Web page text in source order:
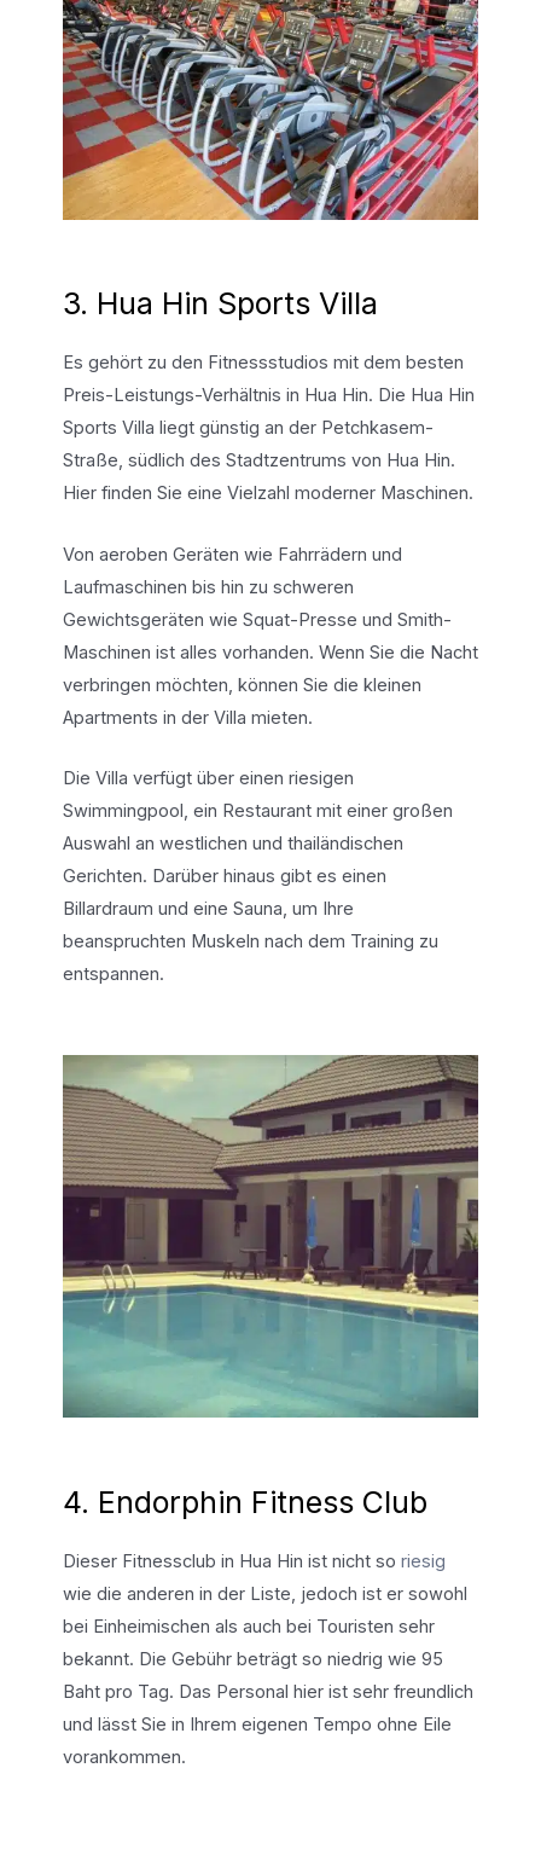
3. Hua Hin Sports Villa
Es gehört zu den Fitnessstudios mit dem besten
Preis-Leistungs-Verhältnis in Hua Hin. Die Hua Hin
Sports Villa liegt günstig an der Petchkasem-
Straße, südlich des Stadtzentrums von Hua Hin.
Hier finden Sie eine Vielzahl moderner Maschinen.
Von aeroben Geräten wie Fahrrädern und
Laufmaschinen bis hin zu schweren
Gewichtsgeräten wie Squat-Presse und Smith-
Maschinen ist alles vorhanden. Wenn Sie die Nacht
verbringen möchten, können Sie die kleinen
Apartments in der Villa mieten.
Die Villa verfügt über einen riesigen
Swimmingpool, ein Restaurant mit einer großen
Auswahl an westlichen und thailändischen
Gerichten. Darüber hinaus gibt es einen
Billardraum und eine Sauna, um Ihre
beanspruchten Muskeln nach dem Training zu
entspannen.
4. Endorphin Fitness Club
Dieser Fitnessclub in Hua Hin ist nicht so riesig
wie die anderen in der Liste, jedoch ist er sowohl
bei Einheimischen als auch bei Touristen sehr
bekannt. Die Gebühr beträgt so niedrig wie 95
Baht pro Tag. Das Personal hier ist sehr freundlich
und lässt Sie in Ihrem eigenen Tempo ohne Eile
vorankommen.